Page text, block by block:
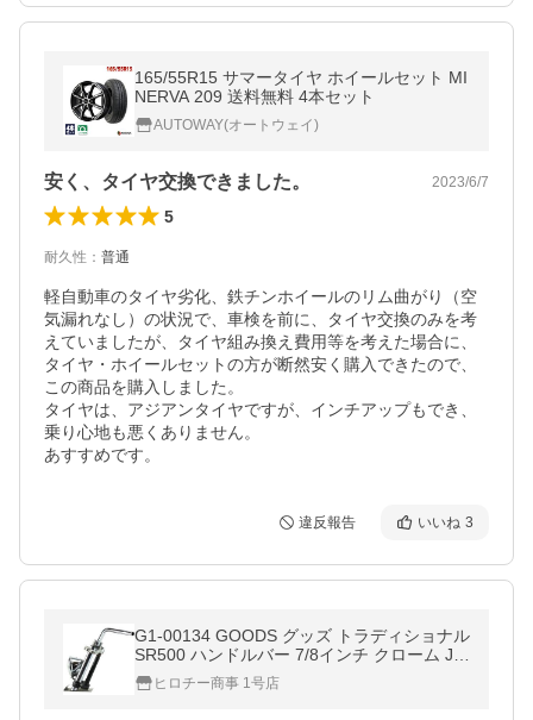
165/55R15 サマータイヤ ホイールセット MI
NERVA 209 送料無料 4本セット
AUTOWAY(オートウェイ)
安く、タイヤ交換できました。 2023/6/7
5
耐久性 ： 普通
軽自動車のタイヤ劣化、鉄チンホイールのリム曲がり（空
気漏れなし）の状況で、車検を前に、タイヤ交換のみを考
えていましたが、タイヤ組み換え費用等を考えた場合に、
タイヤ・ホイールセットの方が断然安く購入できたので、
この商品を購入しました。
タイヤは、アジアンタイヤですが、インチアップもでき、
乗り心地も悪くありません。
違反報告 いいね 3
G1-00134 GOODS グッズ トラディショナル
SR500 ハンドルバー 7/8インチ クローム JP
店 ヒロチー商事 1号店